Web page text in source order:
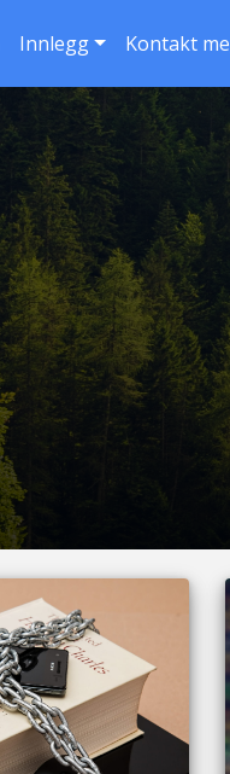
Innlegg Kontakt